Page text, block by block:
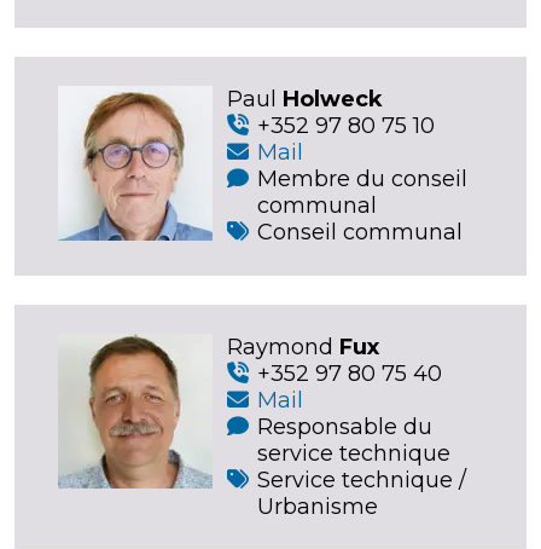
Paul Holweck
+352 97 80 75 10
Mail
Membre du conseil
communal
Conseil communal
Raymond Fux
+352 97 80 75 40
Mail
Responsable du
service technique
Service technique /
Urbanisme